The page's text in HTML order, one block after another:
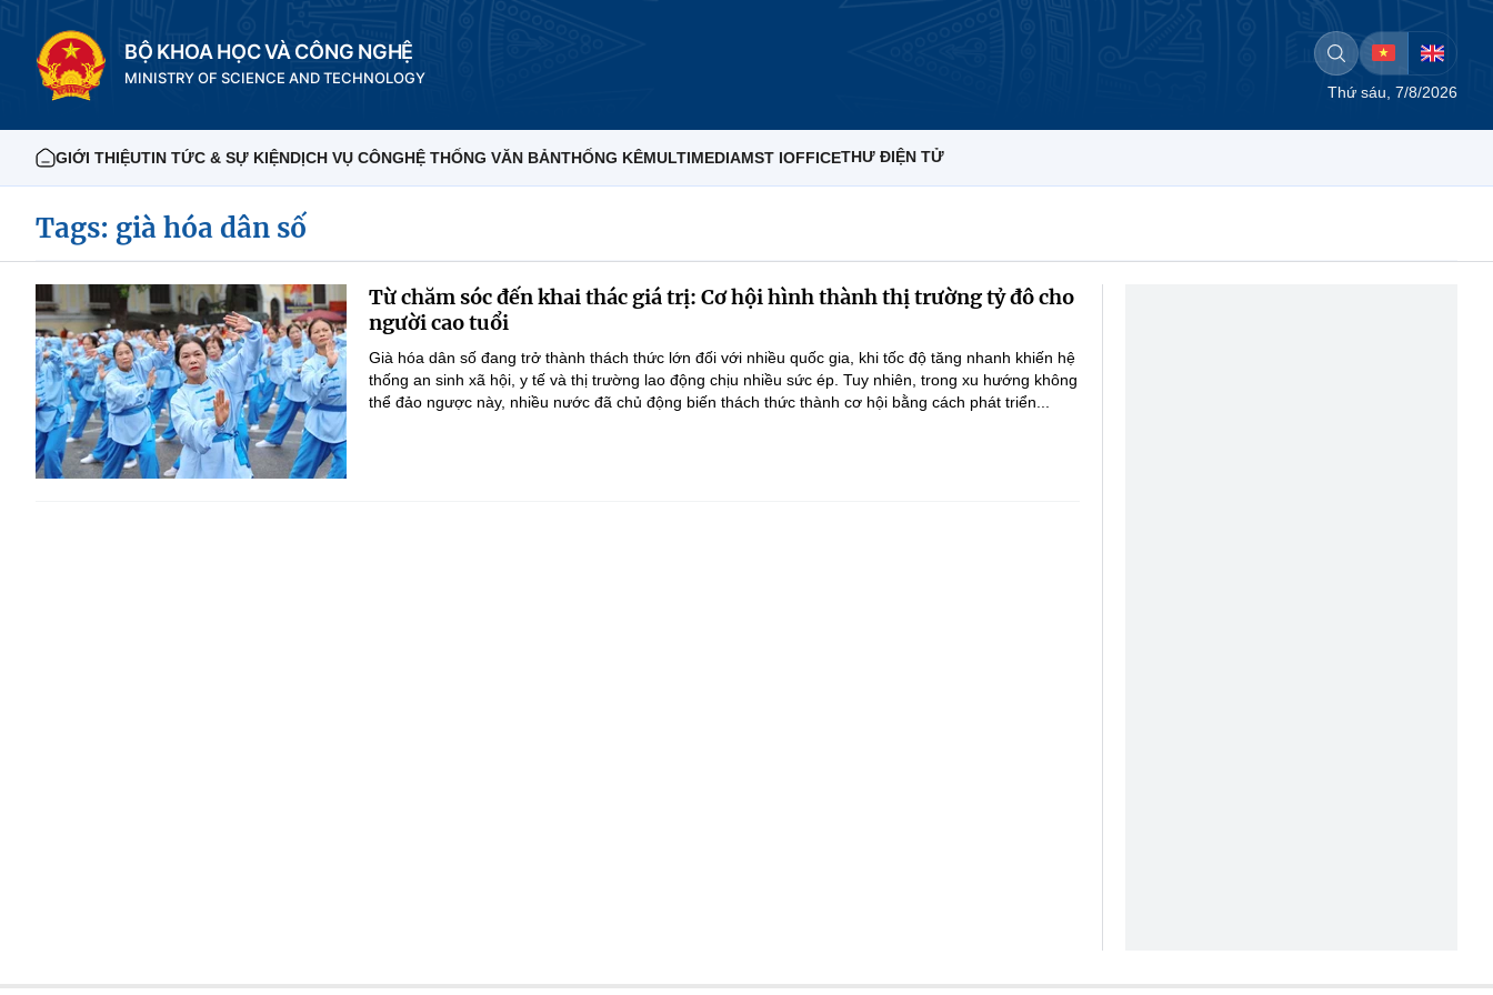
BỘ KHOA HỌC VÀ CÔNG NGHỆ
MINISTRY OF SCIENCE AND TECHNOLOGY
Thứ sáu, 7/8/2026
GIỚI THIỆUTIN TỨC & SỰ KIỆNDỊCH VỤ CÔNGHỆ THỐNG VĂN BẢNTHỐNG KÊMULTIMEDIAMST IOFFICETHƯ ĐIỆN TỬ
Tags: già hóa dân số
Từ chăm sóc đến khai thác giá trị: Cơ hội hình thành thị trường tỷ đô cho
người cao tuổi
Già hóa dân số đang trở thành thách thức lớn đối với nhiều quốc gia, khi tốc độ tăng nhanh khiến hệ
thống an sinh xã hội, y tế và thị trường lao động chịu nhiều sức ép. Tuy nhiên, trong xu hướng không
thể đảo ngược này, nhiều nước đã chủ động biến thách thức thành cơ hội bằng cách phát triển...